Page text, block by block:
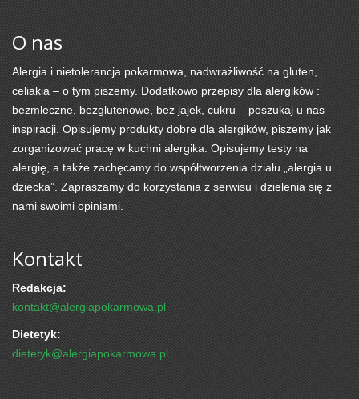
O nas
Alergia i nietolerancja pokarmowa, nadwrażliwość na gluten,
celiakia – o tym piszemy. Dodatkowo przepisy dla alergików :
bezmleczne, bezglutenowe, bez jajek, cukru – poszukaj u nas
inspiracji. Opisujemy produkty dobre dla alergików, piszemy jak
zorganizować pracę w kuchni alergika. Opisujemy testy na
alergię, a także zachęcamy do współtworzenia działu „alergia u
dziecka”. Zapraszamy do korzystania z serwisu i dzielenia się z
nami swoimi opiniami.
Kontakt
Redakcja:
kontakt@alergiapokarmowa.pl
Dietetyk:
dietetyk@alergiapokarmowa.pl